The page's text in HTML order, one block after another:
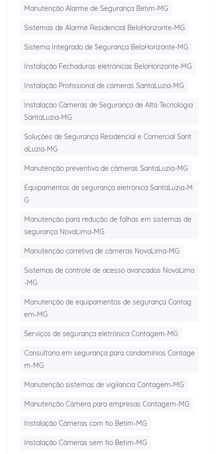
Manutenção Alarme de Segurança Betim-MG
Sistemas de Alarme Residencial BeloHorizonte-MG
Sistema Integrado de Segurança BeloHorizonte-MG
Instalação Fechaduras eletrônicas BeloHorizonte-MG
Instalação Profissional de câmeras SantaLuzia-MG
Instalação Câmeras de Segurança de Alta Tecnologia
SantaLuzia-MG
Soluções de Segurança Residencial e Comercial Sant
aLuzia-MG
Manutenção preventiva de câmeras SantaLuzia-MG
Equipamentos de segurança eletrônica SantaLuzia-M
G
Manutenção para redução de falhas em sistemas de
segurança NovaLima-MG
Manutenção corretiva de câmeras NovaLima-MG
Sistemas de controle de acesso avançados NovaLima
-MG
Manutenção de equipamentos de segurança Contag
em-MG
Serviços de segurança eletrônica Contagem-MG
Consultoria em segurança para condomínios Contage
m-MG
Manutenção sistemas de vigilancia Contagem-MG
Manutenção Câmera para empresas Contagem-MG
Instalação Câmeras com fio Betim-MG
Instalação Câmeras sem fio Betim-MG